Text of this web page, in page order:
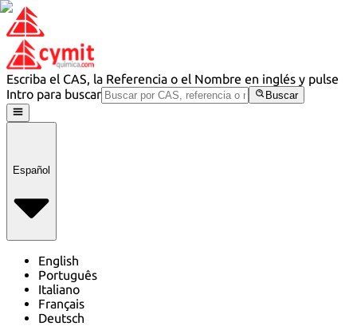
Escriba el CAS, la Referencia o el Nombre en inglés y pulse
Intro para buscar
Buscar
Español
English
Português
Italiano
Français
Deutsch